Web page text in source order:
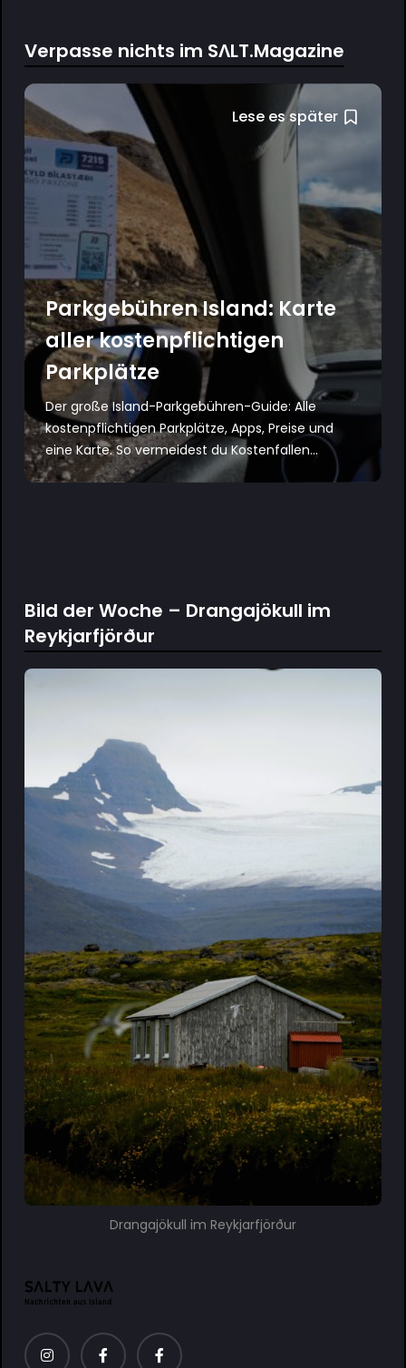
Verpasse nichts im SΛLT.Magazine
Lese es später
Parkgebühren Island: Karte
aller kostenpflichtigen
Parkplätze
Der große Island-Parkgebühren-Guide: Alle
kostenpflichtigen Parkplätze, Apps, Preise und
eine Karte. So vermeidest du Kostenfallen...
Bild der Woche – Drangajökull im
Reykjarfjörður
Drangajökull im Reykjarfjörður